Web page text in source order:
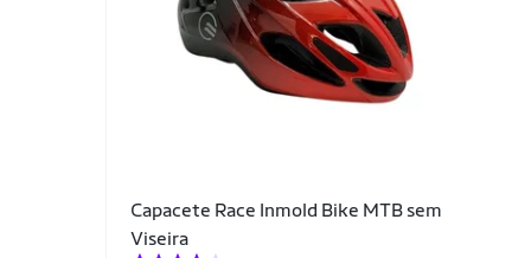
Capacete Race Inmold Bike MTB sem
Viseira